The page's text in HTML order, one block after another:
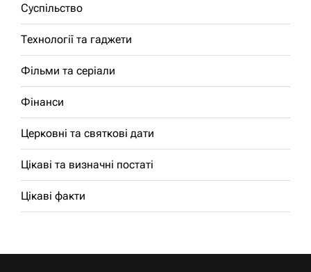
Суспільство
Технології та гаджети
Фільми та серіали
Фінанси
Церковні та святкові дати
Цікаві та визначні постаті
Цікаві факти